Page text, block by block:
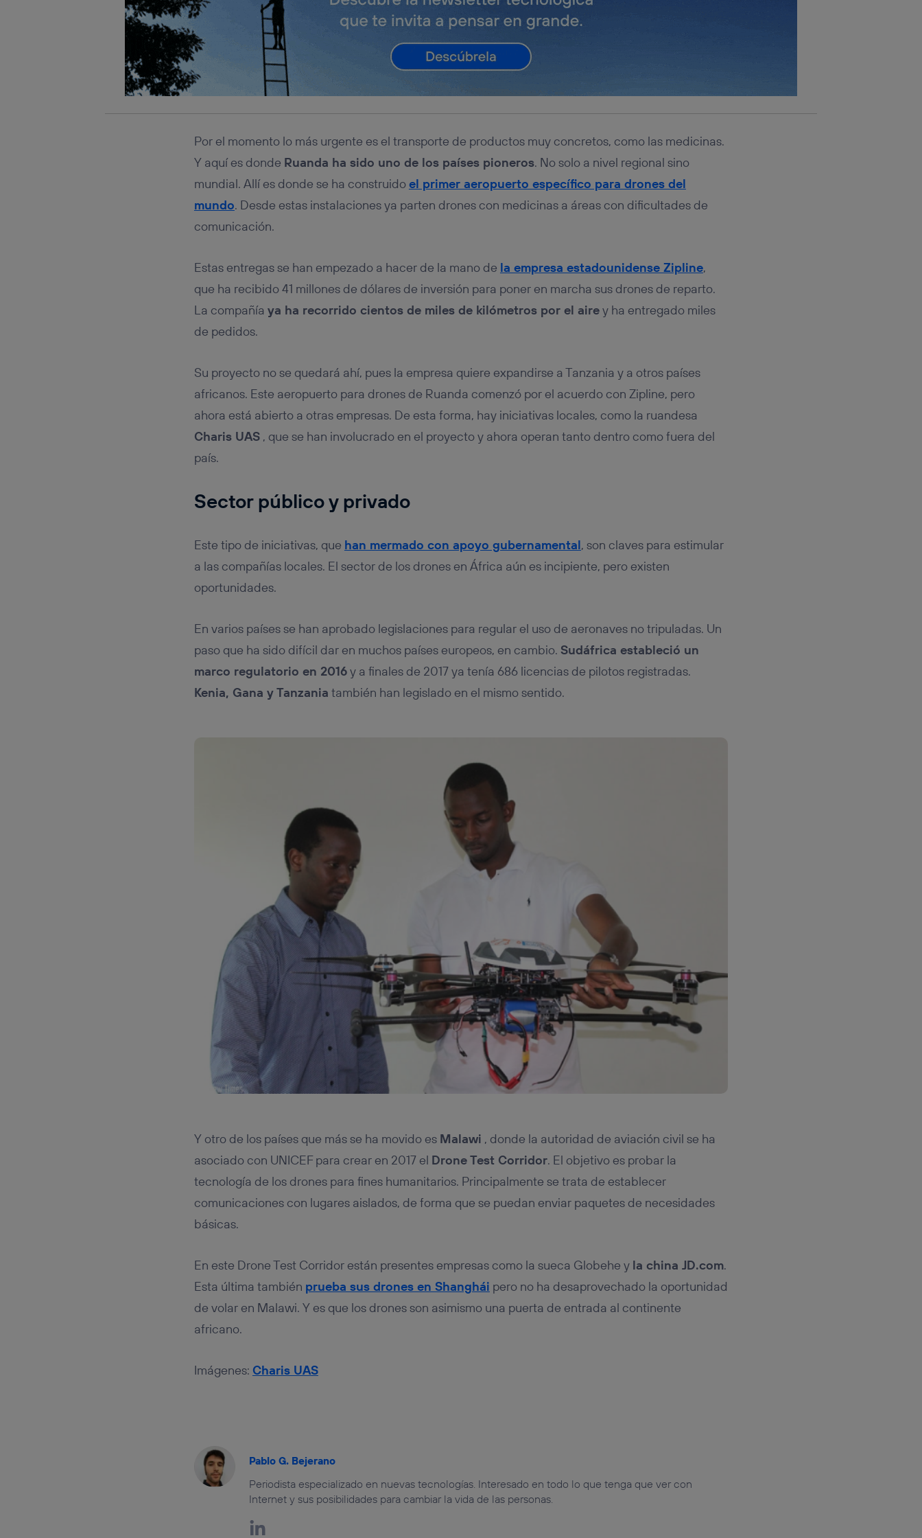
Por el momento lo más urgente es el transporte de productos muy concretos, como las medicinas.
Y aquí es donde Ruanda ha sido uno de los países pioneros. No solo a nivel regional sino
mundial. Allí es donde se ha construidoel primer aeropuerto específico para drones del
mundo. Desde estas instalaciones ya parten drones con medicinas a áreas con dificultades de
comunicación.
Estas entregas se han empezado a hacer de la mano de la empresa estadounidense Zipline,
que ha recibido 41 millones de dólares de inversión para poner en marcha sus drones de reparto.
La compañía ya ha recorrido cientos de miles de kilómetros por el airey ha entregado miles
de pedidos.
Su proyecto no se quedará ahí, pues la empresa quiere expandirse a Tanzania y a otros países
africanos. Este aeropuerto para drones de Ruanda comenzó por el acuerdo con Zipline, pero
ahora está abierto a otras empresas. De esta forma, hay iniciativas locales, como la ruandesa
Charis UAS, que se han involucrado en el proyecto y ahora operan tanto dentro como fuera del
país.
Sector público y privado
Este tipo de iniciativas, que han mermado con apoyo gubernamental, son claves para estimular
a las compañías locales. El sector de los drones en África aún es incipiente, pero existen
oportunidades.
En varios países se han aprobado legislaciones para regular el uso de aeronaves no tripuladas. Un
paso que ha sido difícil dar en muchos países europeos, en cambio. Sudáfrica estableció un
marco regulatorio en 2016y a finales de 2017 ya tenía 686 licencias de pilotos registradas.
Kenia, Gana y Tanzania también han legislado en el mismo sentido.
Y otro de los países que más se ha movido es Malawi , donde la autoridad de aviación civil se ha
asociado con UNICEF para crear en 2017 el Drone Test Corridor. El objetivo es probar la
tecnología de los drones para fines humanitarios. Principalmente se trata de establecer
comunicaciones con lugares aislados, de forma que se puedan enviar paquetes de necesidades
básicas.
En este Drone Test Corridor están presentes empresas como la sueca Globehe y la china JD.com.
Esta última también prueba sus drones en Shanghái pero no ha desaprovechado la oportunidad
de volar en Malawi. Y es que los drones son asimismo una puerta de entrada al continente
africano.
Imágenes: Charis UAS
Pablo G. Bejerano
Periodista especializado en nuevas tecnologías. Interesado en todo lo que tenga que ver con
Internet y sus posibilidades para cambiar la vida de las personas.